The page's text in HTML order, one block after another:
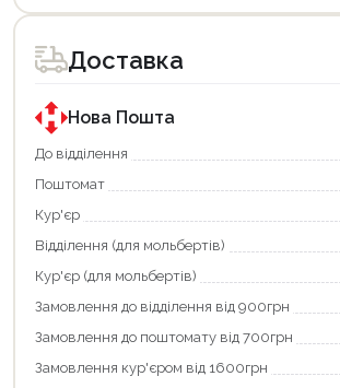
товар
для
покупки
державною
програмою
єКнига.
Використовуйте
карту
щоб
зекономити
та
отримати
переваги!
картою
єКнига
–
товар
для
покупки
державною
програмою
«Національний
кешбек».
покупку
«Національний
кешбек»
та
отримуйте
повернення
Економте
більше
разом
Доставка
Нова Пошта
До відділення
Поштомат
Кур'єр
Відділення (для мольбертів)
Кур'єр (для мольбертів)
Замовлення до відділення від 900грн
Замовлення до поштомату від 700грн
Замовлення кур'єром від 1600грн